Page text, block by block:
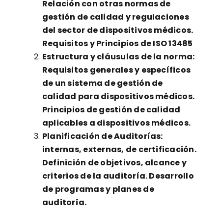
Enviar
Relación con otras normas de
gestión de calidad y regulaciones
del sector de dispositivos médicos.
Requisitos y Principios de ISO 13485
Estructura y cláusulas de la norma:
Requisitos generales y específicos
de un sistema de gestión de
calidad para dispositivos médicos.
Principios de gestión de calidad
aplicables a dispositivos médicos.
Planificación de Auditorías:
internas, externas, de certificación.
Definición de objetivos, alcance y
criterios de la auditoría. Desarrollo
de programas y planes de
auditoría.